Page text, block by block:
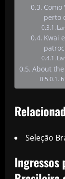
Como
perto
Kwai
About
Seleção
Ingressos